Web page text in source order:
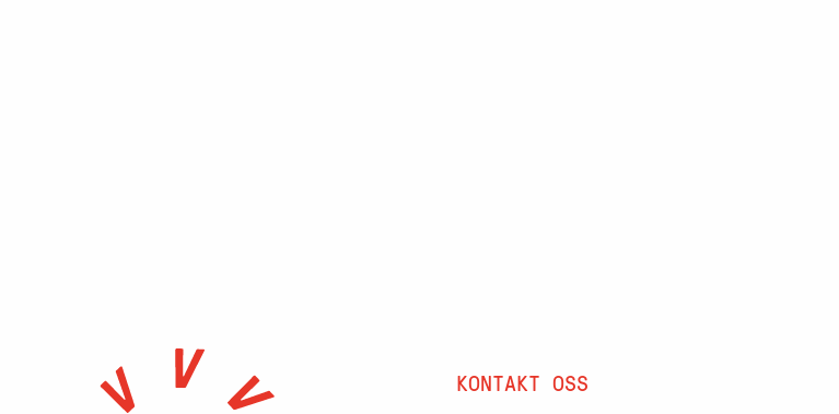
KONTAKT OSS